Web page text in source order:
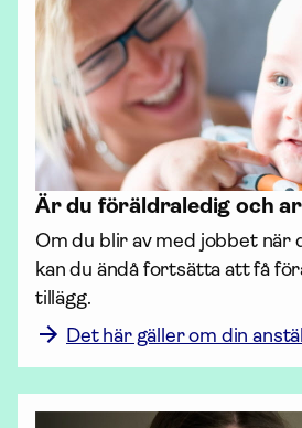
Är du föräldraledig och
Om du blir av med jobbet när
kan du ändå fortsätta att få
tillägg.
Det här gäller om din